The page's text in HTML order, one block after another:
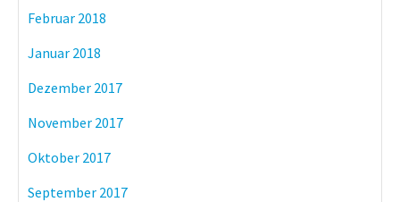
Februar 2018
Januar 2018
Dezember 2017
November 2017
Oktober 2017
September 2017